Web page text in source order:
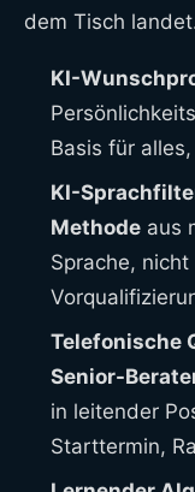
dem Tisch
KI-
Basis für
KI-
Methode aus
Sprache,
Telefonische
Senior-
in leitender
Starttermin,